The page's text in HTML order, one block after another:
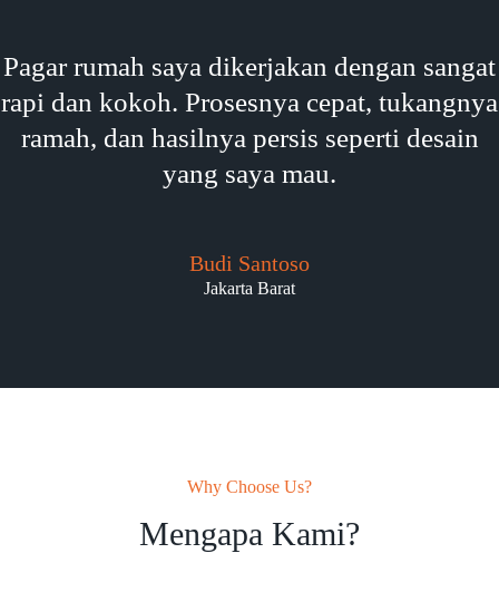
Pagar rumah saya dikerjakan dengan sangat
rapi dan kokoh. Prosesnya cepat, tukangnya
ramah, dan hasilnya persis seperti desain
yang saya mau.
Budi Santoso
Jakarta Barat
Why Choose Us?
Mengapa Kami?